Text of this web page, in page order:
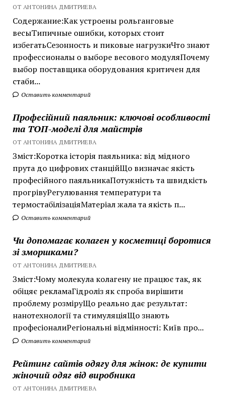
ОТ АНТОНИНА ДМИТРИЕВА
Содержание:Как устроены рольганговые
весыТипичные ошибки, которых стоит
избегатьСезонность и пиковые нагрузкиЧто знают
профессионалы о выборе весового модуляПочему
выбор поставщика оборудования критичен для
стаби...
Оставить комментарий
Професійний паяльник: ключові особливості
та ТОП-моделі для майстрів
ОТ АНТОНИНА ДМИТРИЕВА
Зміст:Коротка історія паяльника: від мідного
прута до цифрових станційЩо визначає якість
професійного паяльникаПотужність та швидкість
прогрівуРегулювання температури та
термостабілізаціяМатеріал жала та якість п...
Оставить комментарий
Чи допомагає колаген у косметиці боротися
зі зморшками?
ОТ АНТОНИНА ДМИТРИЕВА
Зміст:Чому молекула колагену не працює так, як
обіцяє рекламаГідроліз як спроба вирішити
проблему розміруЩо реально дає результат:
нанотехнології та стимуляціяЩо знають
професіоналиРегіональні відмінності: Київ про...
Оставить комментарий
Рейтинг сайтів одягу для жінок: де купити
жіночий одяг від виробника
ОТ АНТОНИНА ДМИТРИЕВА